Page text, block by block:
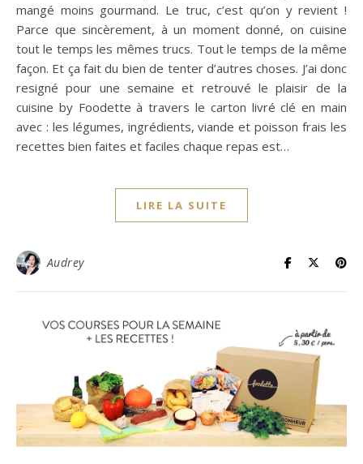
mangé moins gourmand. Le truc, c’est qu’on y revient !
Parce que sincèrement, à un moment donné, on cuisine
tout le temps les mêmes trucs. Tout le temps de la même
façon. Et ça fait du bien de tenter d’autres choses. J’ai donc
resigné pour une semaine et retrouvé le plaisir de la
cuisine by Foodette à travers le carton livré clé en main
avec : les légumes, ingrédients, viande et poisson frais les
recettes bien faites et faciles chaque repas est…
LIRE LA SUITE
Audrey